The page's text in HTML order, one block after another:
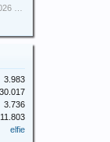
3.983
3.736
11.803
elfie